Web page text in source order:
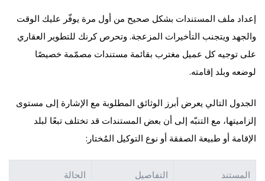
إعداد ملف المستندات بشكل صحيح من أول مرة يوفّر عليك الوقت
والجهد ويتجنب التأخيرات المزعجة. وتحرص كرنك للتطوير العقاري
على توجيه كل عميل مغترب بقائمة مستندات مصمّمة خصيصًا
لوضعه وبلد إقامته.
الجدول التالي يعرض أبرز الوثائق المطلوبة مع الإشارة إلى مستوى
إلزاميتها، مع التنبّه إلى أن بعض المستندات قد تختلف تبعًا لبلد
الإقامة أو طبيعة الصفقة أو نوع التوكيل المُختار:
المستند التفاصيل الحالة